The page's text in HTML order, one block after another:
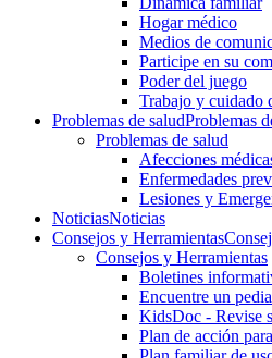
Hogar médico
Medios de
Participe en su
Poder del juego
Trabajo y cuidado
Problemas de saludProblemas
Problemas de salud
Afecciones
Enfermedades
Lesiones y
NoticiasNoticias
Consejos y Herramientas
Consejos y Herramientas
Boletines
Encuentre un
KidsDoc - Revise
Plan de acción